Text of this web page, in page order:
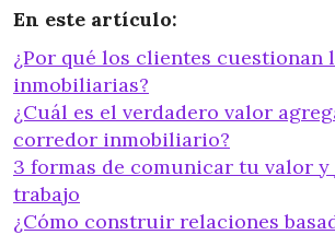
En este artículo:
¿Por qué los clientes cuestionan
inmobiliarias?
¿Cuál es el verdadero valor
corredor inmobiliario?
3 formas de comunicar tu valor
trabajo
¿Cómo construir relaciones